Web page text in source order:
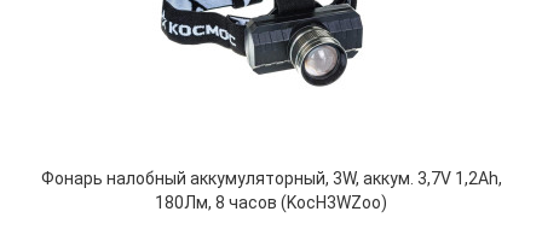
Фонарь налобный аккумуляторный, 3W, аккум. 3,7V 1,2Ah,
180Лм, 8 часов (KocH3WZoo)